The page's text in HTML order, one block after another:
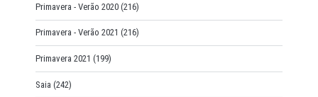
Primavera - Verão 2020 (216)
Primavera - Verão 2021 (216)
Primavera 2021 (199)
Saia (242)